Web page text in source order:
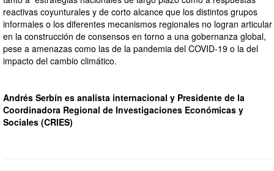
reactivas coyunturales y de corto alcance que los distintos grupos
informales o los diferentes mecanismos regionales no logran articular
en la construcción de consensos en torno a una gobernanza global,
pese a amenazas como las de la pandemia del COVID-19 o la del
impacto del cambio climático.
Andrés Serbín es analista internacional y Presidente de la
Coordinadora Regional de Investigaciones Económicas y
Sociales (CRIES)